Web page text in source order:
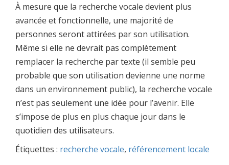
À mesure que la recherche vocale devient plus
avancée et fonctionnelle, une majorité de
personnes seront attirées par son utilisation.
Même si elle ne devrait pas complètement
remplacer la recherche par texte (il semble peu
probable que son utilisation devienne une norme
dans un environnement public), la recherche vocale
n’est pas seulement une idée pour l’avenir. Elle
s’impose de plus en plus chaque jour dans le
quotidien des utilisateurs.
Étiquettes : recherche vocale, référencement locale